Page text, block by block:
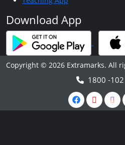
Download App
Copyright © 2026 Extramarks. All
1800 -